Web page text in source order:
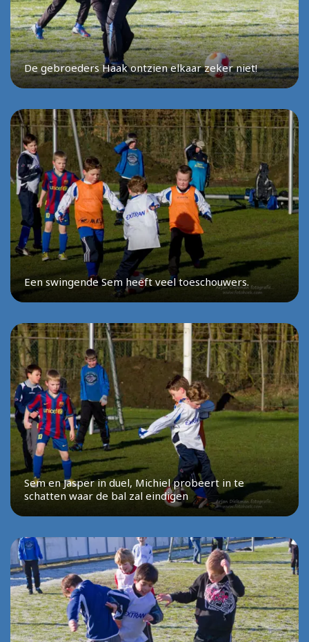
De gebroeders Haak ontzien elkaar zeker niet!
Een swingende Sem heeft veel toeschouwers.
Sem en Jasper in duel, Michiel probeert in te
schatten waar de bal zal eindigen